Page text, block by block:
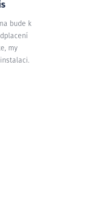
bude k
my